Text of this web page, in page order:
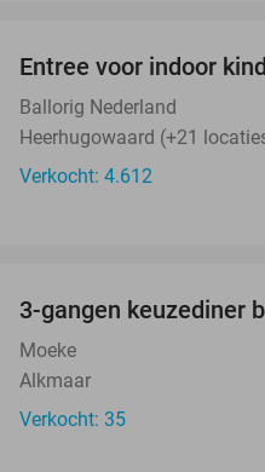
Entree voor indoor
Ballorig Nederland
Heerhugowaard (+21
Verkocht: 4.612
3-gangen keuzediner
Moeke
Alkmaar
Verkocht: 35